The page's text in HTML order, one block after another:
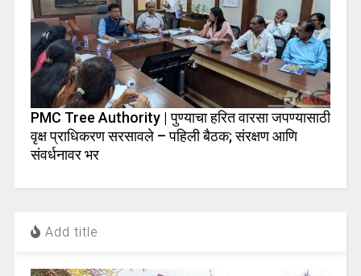
PMC Tree Authority | पुण्याचा हरित वारसा जपण्यासाठी
वृक्ष प्राधिकरण सरसावले – पहिली बैठक; संरक्षण आणि
संवर्धनावर भर
Add title